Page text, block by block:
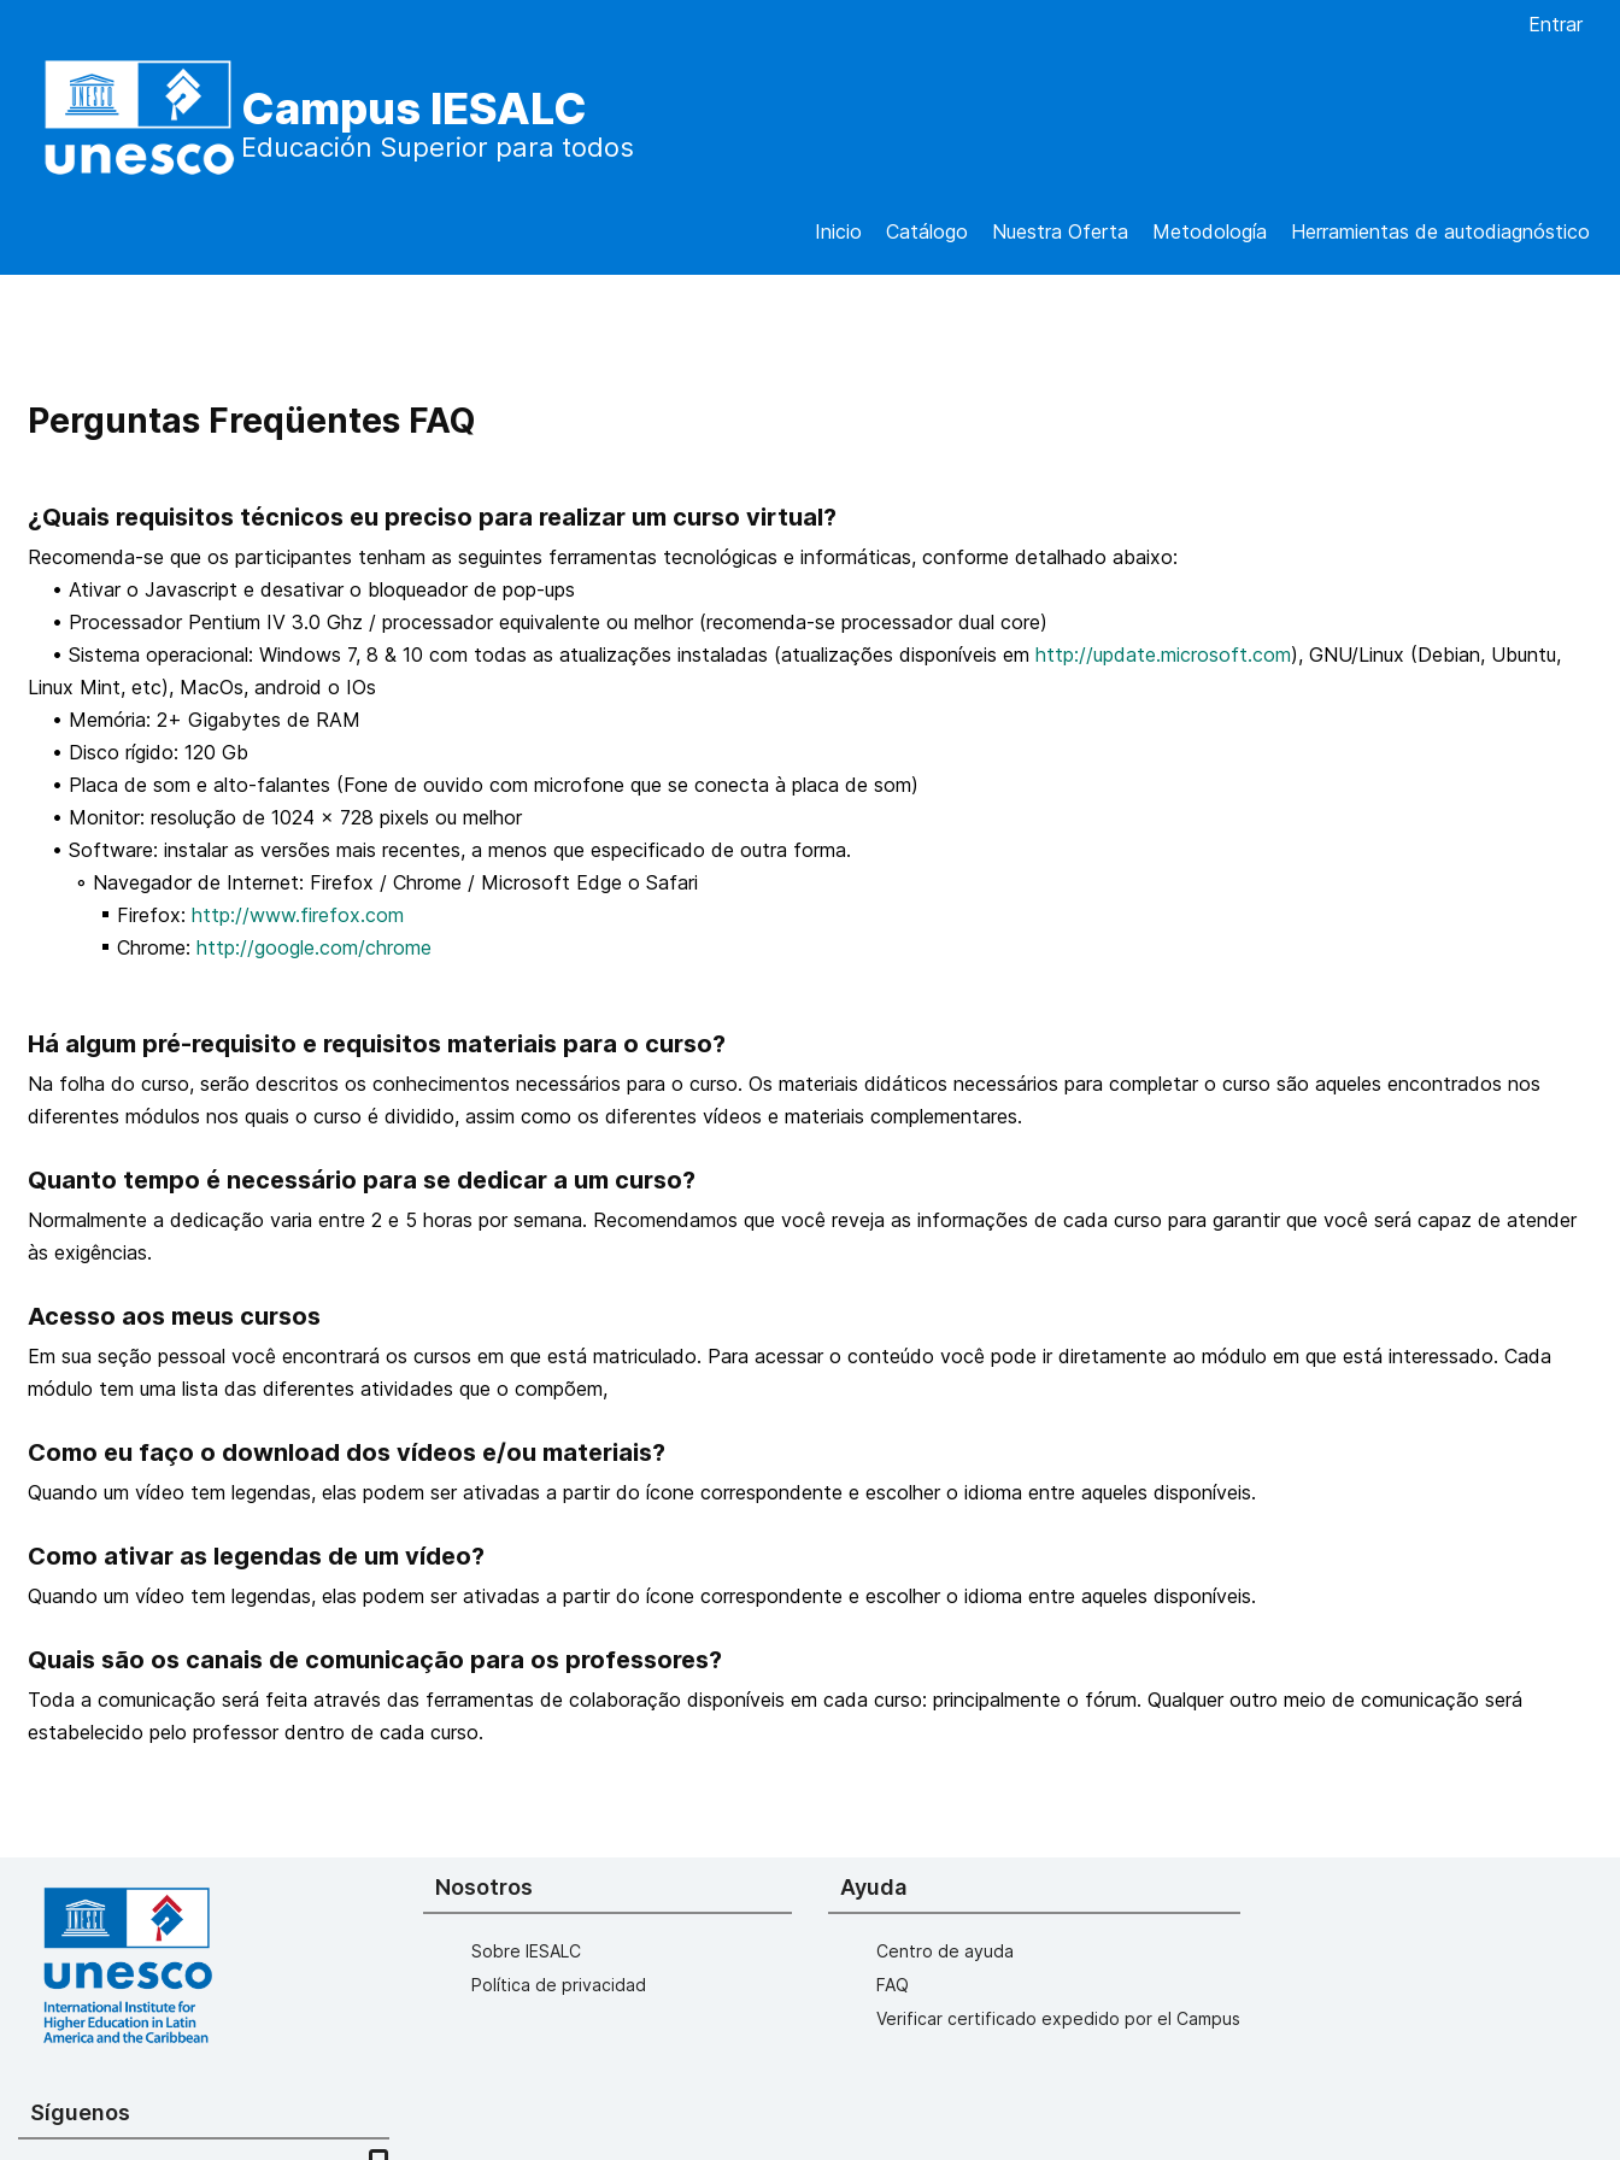
Entrar
Campus IESALC
Educación Superior para todos
Inicio Catálogo Nuestra Oferta Metodología Herramientas de autodiagnóstico
Perguntas Freqüentes FAQ
¿Quais requisitos técnicos eu preciso para realizar um curso virtual?
Recomenda-se que os participantes tenham as seguintes ferramentas tecnológicas e informáticas, conforme detalhado abaixo:
• Ativar o Javascript e desativar o bloqueador de pop-ups
• Processador Pentium IV 3.0 Ghz / processador equivalente ou melhor (recomenda-se processador dual core)
• Sistema operacional: Windows 7, 8 & 10 com todas as atualizações instaladas (atualizações disponíveis em http://update.microsoft.com), GNU/Linux (Debian, Ubuntu,
Linux Mint, etc), MacOs, android o IOs
• Memória: 2+ Gigabytes de RAM
• Disco rígido: 120 Gb
• Placa de som e alto-falantes (Fone de ouvido com microfone que se conecta à placa de som)
• Monitor: resolução de 1024 x 728 pixels ou melhor
• Software: instalar as versões mais recentes, a menos que especificado de outra forma.
◦ Navegador de Internet: Firefox / Chrome / Microsoft Edge o Safari
▪ Firefox: http://www.firefox.com
▪ Chrome: http://google.com/chrome
Há algum pré-requisito e requisitos materiais para o curso?
Na folha do curso, serão descritos os conhecimentos necessários para o curso. Os materiais didáticos necessários para completar o curso são aqueles encontrados nos
diferentes módulos nos quais o curso é dividido, assim como os diferentes vídeos e materiais complementares.
Quanto tempo é necessário para se dedicar a um curso?
Normalmente a dedicação varia entre 2 e 5 horas por semana. Recomendamos que você reveja as informações de cada curso para garantir que você será capaz de atender
às exigências.
Acesso aos meus cursos
Em sua seção pessoal você encontrará os cursos em que está matriculado. Para acessar o conteúdo você pode ir diretamente ao módulo em que está interessado. Cada
módulo tem uma lista das diferentes atividades que o compõem,
Como eu faço o download dos vídeos e/ou materiais?
Quando um vídeo tem legendas, elas podem ser ativadas a partir do ícone correspondente e escolher o idioma entre aqueles disponíveis.
Como ativar as legendas de um vídeo?
Quando um vídeo tem legendas, elas podem ser ativadas a partir do ícone correspondente e escolher o idioma entre aqueles disponíveis.
Quais são os canais de comunicação para os professores?
Toda a comunicação será feita através das ferramentas de colaboração disponíveis em cada curso: principalmente o fórum. Qualquer outro meio de comunicação será
estabelecido pelo professor dentro de cada curso.
Nosotros
Sobre IESALC
Política de privacidad
Ayuda
Centro de ayuda
FAQ
Verificar certificado expedido por el Campus
Síguenos